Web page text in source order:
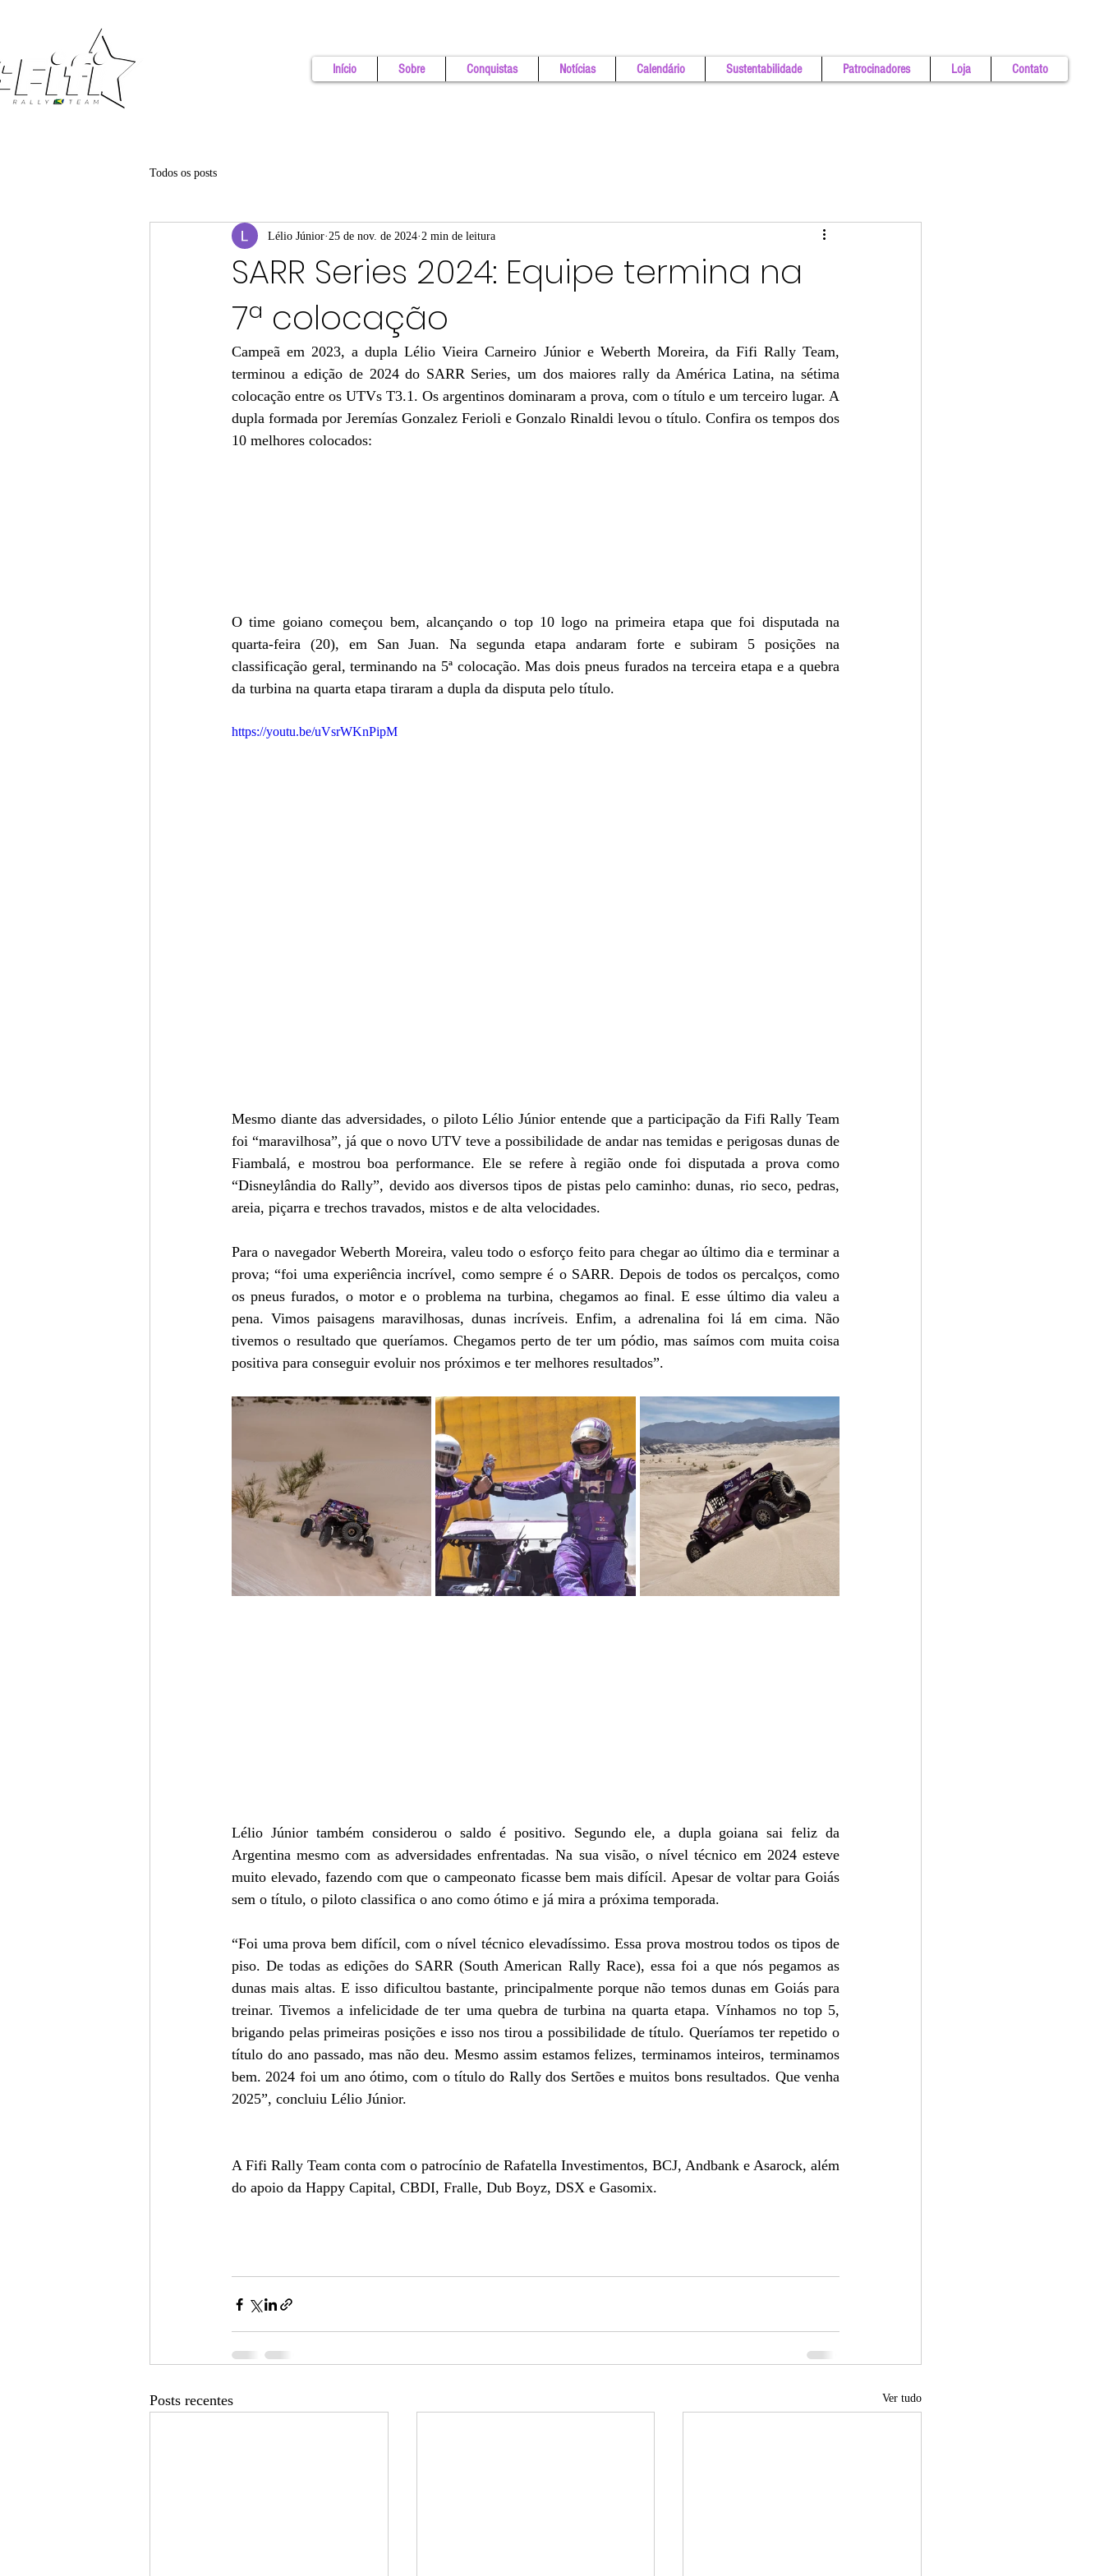
Início Sobre Conquistas Notícias Calendário Sustentabilidade Patrocinadores Loja Contato
Todos os posts
SARR Series 2024: Equipe termina na
7ª colocação
Lélio Júnior 25 de nov. de 2024 2 min de leitura
Campeã em 2023, a dupla Lélio Vieira Carneiro Júnior e Weberth Moreira, da Fifi Rally Team,
terminou a edição de 2024 do SARR Series, um dos maiores rally da América Latina, na sétima
colocação entre os UTVs T3.1. Os argentinos dominaram a prova, com o título e um terceiro lugar. A
dupla formada por Jeremías Gonzalez Ferioli e Gonzalo Rinaldi levou o título. Confira os tempos dos
10 melhores colocados:
O time goiano começou bem, alcançando o top 10 logo na primeira etapa que foi disputada na
quarta-feira (20), em San Juan. Na segunda etapa andaram forte e subiram 5 posições na
classificação geral, terminando na 5ª colocação. Mas dois pneus furados na terceira etapa e a quebra
da turbina na quarta etapa tiraram a dupla da disputa pelo título.
https://youtu.be/uVsrWKnPipM
Mesmo diante das adversidades, o piloto Lélio Júnior entende que a participação da Fifi Rally Team
foi “maravilhosa”, já que o novo UTV teve a possibilidade de andar nas temidas e perigosas dunas de
Fiambalá, e mostrou boa performance. Ele se refere à região onde foi disputada a prova como
“Disneylândia do Rally”, devido aos diversos tipos de pistas pelo caminho: dunas, rio seco, pedras,
areia, piçarra e trechos travados, mistos e de alta velocidades.
Para o navegador Weberth Moreira, valeu todo o esforço feito para chegar ao último dia e terminar a
prova; “foi uma experiência incrível, como sempre é o SARR. Depois de todos os percalços, como
os pneus furados, o motor e o problema na turbina, chegamos ao final. E esse último dia valeu a
pena. Vimos paisagens maravilhosas, dunas incríveis. Enfim, a adrenalina foi lá em cima. Não
tivemos o resultado que queríamos. Chegamos perto de ter um pódio, mas saímos com muita coisa
positiva para conseguir evoluir nos próximos e ter melhores resultados”.
Lélio Júnior também considerou o saldo é positivo. Segundo ele, a dupla goiana sai feliz da
Argentina mesmo com as adversidades enfrentadas. Na sua visão, o nível técnico em 2024 esteve
muito elevado, fazendo com que o campeonato ficasse bem mais difícil. Apesar de voltar para Goiás
sem o título, o piloto classifica o ano como ótimo e já mira a próxima temporada.
“Foi uma prova bem difícil, com o nível técnico elevadíssimo. Essa prova mostrou todos os tipos de
piso. De todas as edições do SARR (South American Rally Race), essa foi a que nós pegamos as
dunas mais altas. E isso dificultou bastante, principalmente porque não temos dunas em Goiás para
treinar. Tivemos a infelicidade de ter uma quebra de turbina na quarta etapa. Vínhamos no top 5,
brigando pelas primeiras posições e isso nos tirou a possibilidade de título. Queríamos ter repetido o
título do ano passado, mas não deu. Mesmo assim estamos felizes, terminamos inteiros, terminamos
bem. 2024 foi um ano ótimo, com o título do Rally dos Sertões e muitos bons resultados. Que venha
2025”, concluiu Lélio Júnior.
A Fifi Rally Team conta com o patrocínio de Rafatella Investimentos, BCJ, Andbank e Asarock, além
do apoio da Happy Capital, CBDI, Fralle, Dub Boyz, DSX e Gasomix.
Posts recentes Ver tudo